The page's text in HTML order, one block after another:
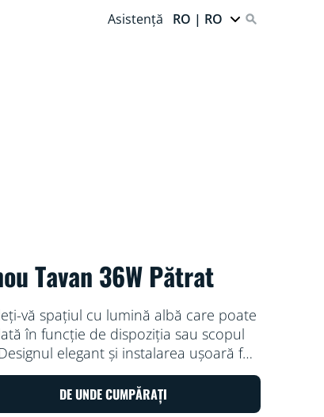
Asistență RO | RO
Tavan 36W Pătrat
vă spațiul cu lumină albă care poate
în funcție de dispoziția sau scopul
elegant și instalarea ușoară fac
să devină o parte confortabilă și
pentru spațiul dvs.
DE UNDE CUMPĂRAȚI